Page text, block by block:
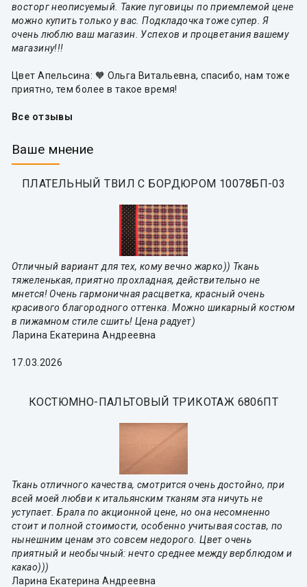
восторг неописуемый. Такие пуговицы по приемлемой цене
можно купить только у вас. Подкладочка тоже супер. Я
очень люблю ваш магазин. Успехов и процветания вашему
магазину!!!
Цвет Апельсина: 🧡 Ольга Витальевна, спасибо, нам тоже
приятно, тем более в такое время!
Все отзывы
Ваше мнение
ПЛАТЕЛЬНЫЙ ТВИЛ С БОРДЮРОМ 10078БП-03
Отличный вариант для тех, кому вечно жарко)) Ткань
тяжеленькая, приятно прохладная, действительно не
мнется! Очень гармоничная расцветка, красный очень
красивого благородного оттенка. Можно шикарный костюм
в пижамном стиле сшить! Цена радует)
Ларина Екатерина Андреевна
17.03.2026
КОСТЮМНО-ПАЛЬТОВЫЙ ТРИКОТАЖ 6806ПТ
Ткань отличного качества, смотрится очень достойно, при
всей моей любви к итальянским тканям эта ничуть не
уступает. Брала по акционной цене, но она несомненно
стоит и полной стоимости, особенно учитывая состав, по
нынешним ценам это совсем недорого. Цвет очень
приятный и необычный: нечто среднее между верблюдом и
какао)))
Ларина Екатерина Андреевна